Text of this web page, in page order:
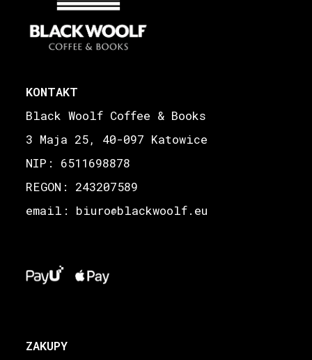
KONTAKT
Black Woolf Coffee & Books
3 Maja 25, 40-097 Katowice
NIP: 6511698878
REGON: 243207589
email: biuro@blackwoolf.eu
ZAKUPY